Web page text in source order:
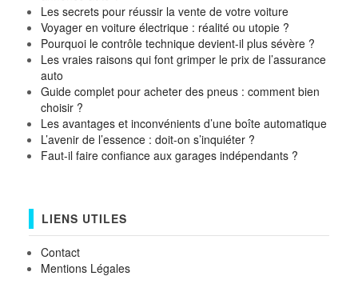
Les secrets pour réussir la vente de votre voiture
Voyager en voiture électrique : réalité ou utopie ?
Pourquoi le contrôle technique devient-il plus sévère ?
Les vraies raisons qui font grimper le prix de l’assurance
auto
Guide complet pour acheter des pneus : comment bien
choisir ?
Les avantages et inconvénients d’une boîte automatique
L’avenir de l’essence : doit-on s’inquiéter ?
Faut-il faire confiance aux garages indépendants ?
LIENS UTILES
Contact
Mentions Légales